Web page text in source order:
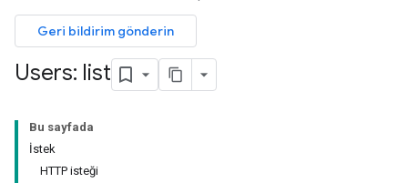
Geri bildirim gönderin
Users: list
Bu sayfada
İstek
HTTP isteği